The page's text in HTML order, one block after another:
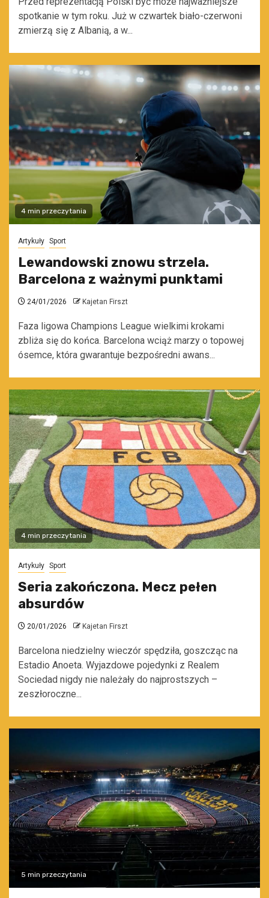
spotkanie w tym roku. Już w czwartek biało-czerwoni
zmierzą się z Albanią, a w...
4 min przeczytania
Artykuły Sport
Lewandowski znowu strzela.
Barcelona z ważnymi punktami
24/01/2026 Kajetan Firszt
Faza ligowa Champions League wielkimi krokami
zbliża się do końca. Barcelona wciąż marzy o topowej
ósemce, która gwarantuje bezpośredni awans...
4 min przeczytania
Artykuły Sport
Seria zakończona. Mecz pełen
absurdów
20/01/2026 Kajetan Firszt
Barcelona niedzielny wieczór spędziła, goszcząc na
Estadio Anoeta. Wyjazdowe pojedynki z Realem
Sociedad nigdy nie należały do najprostszych –
zeszłoroczne...
5 min przeczytania